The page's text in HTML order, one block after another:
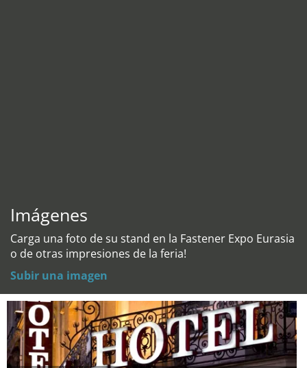
Imágenes
Carga una foto de su stand en la Fastener Expo Eurasia
o de otras impresiones de la feria!
Subir una imagen